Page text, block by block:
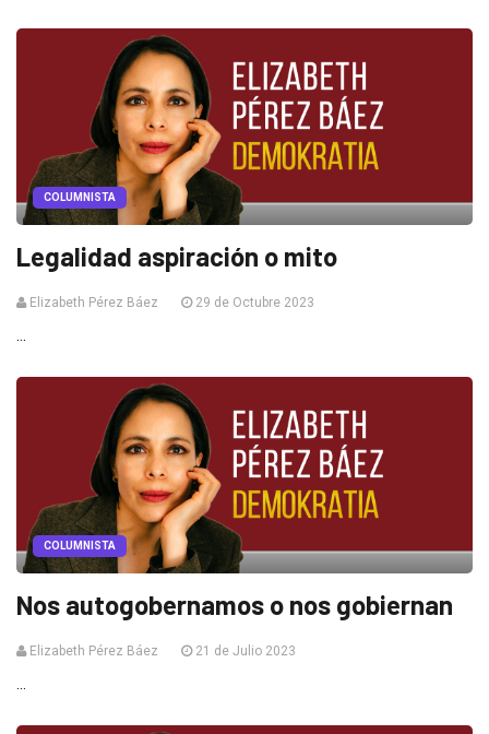
COLUMNISTA
Legalidad aspiración o mito
Elizabeth Pérez Báez 29 de Octubre 2023
COLUMNISTA
Nos autogobernamos o nos gobiernan
Elizabeth Pérez Báez 21 de Julio 2023